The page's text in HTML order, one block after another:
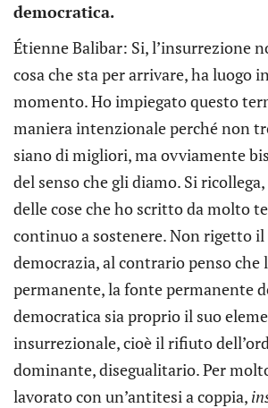
democratica.
Étienne Balibar: Si, l’insurrezione
cosa che sta per arrivare, ha luogo
momento. Ho impiegato questo
maniera intenzionale perché non
siano di migliori, ma ovviamente
del senso che gli diamo. Si
delle cose che ho scritto da molto
continuo a sostenere. Non rigetto
democrazia, al contrario penso che
permanente, la fonte permanente
democratica sia proprio il suo
insurrezionale, cioè il rifiuto
dominante, disegualitario. Per
lavorato con un’antitesi a coppia,